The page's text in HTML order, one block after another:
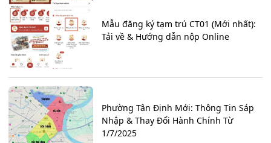
Mẫu đăng ký tạm trú CT01 (Mới nhất):
Tải về & Hướng dẫn nộp Online
Phường Tân Định Mới: Thông Tin Sáp
Nhập & Thay Đổi Hành Chính Từ
1/7/2025